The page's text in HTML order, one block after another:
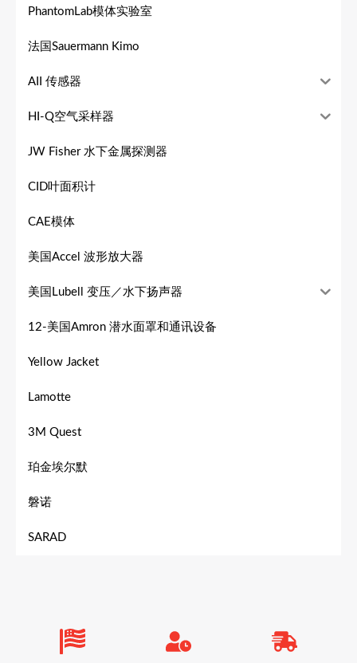
PhantomLab模体实验室
法国Sauermann Kimo
AII 传感器
HI-Q空气采样器
JW Fisher 水下金属探测器
CID叶面积计
CAE模体
美国Accel 波形放大器
美国Lubell 变压／水下扬声器
12-美国Amron 潜水面罩和通讯设备
Yellow Jacket
Lamotte
3M Quest
珀金埃尔默
磐诺
SARAD